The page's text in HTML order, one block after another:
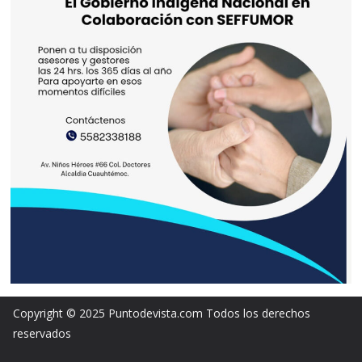
Copyright © 2025 Puntodevista.com Todos los derechos
reservados